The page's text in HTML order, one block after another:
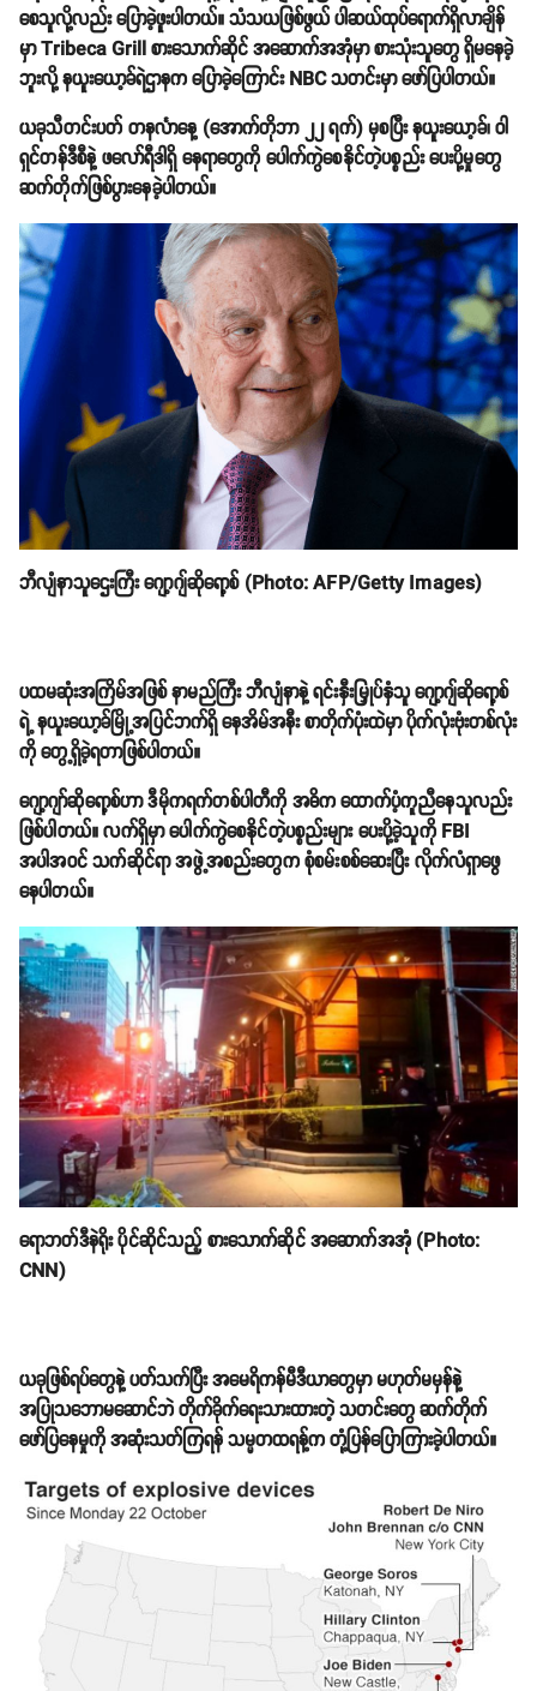
စေသူလို့လည်း ပြောခဲ့ဖူးပါတယ်။ သံသယဖြစ်ဖွယ် ပါဆယ်ထုပ်ရောက်ရှိလာချိန်
မှာ Tribeca Grill စားသောက်ဆိုင် အဆောက်အအုံမှာ စားသုံးသူတွေ ရှိမနေခဲ့
ဘူးလို့ နယူးယော့ခ်ရဲဌာနက ပြောခဲ့ကြောင်း NBC သတင်းမှာ ဖော်ပြပါတယ်။
ယခုသီတင်းပတ် တနင်္လာနေ့ (အောက်တိုဘာ ၂၂ ရက်) မှစပြီး နယူးယော့ခ်၊ ဝါ
ရှင်တန်ဒီစီနဲ့ ဖလော်ရီဒါရှိ နေရာတွေကို ပေါက်ကွဲစေနိုင်တဲ့ပစ္စည်း ပေးပို့မှုတွေ
ဆက်တိုက်ဖြစ်ပွားနေခဲ့ပါတယ်။
ဘီလျံနာသူဌေးကြီး ဂျော့ဂျ်ဆိုရော့စ် (Photo: AFP/Getty Images)
ပထမဆုံးအကြိမ်အဖြစ် နာမည်ကြီး ဘီလျံနာနဲ့ ရင်းနှီးမြှုပ်နှံသူ ဂျော့ဂျ်ဆိုရော့စ်
ရဲ့ နယူးယော့ခ်မြို့အပြင်ဘက်ရှိ နေအိမ်အနီး စာတိုက်ပုံးထဲမှာ ပိုက်လုံးဗုံးတစ်လုံး
ကို တွေ့ရှိခဲ့ရတာဖြစ်ပါတယ်။
ဂျော့ဂျာ်ဆိုရော့စ်ဟာ ဒီမိုကရက်တစ်ပါတီကို အဓိက ထောက်ပံ့ကူညီနေသူလည်း
ဖြစ်ပါတယ်။ လက်ရှိမှာ ပေါက်ကွဲစေနိုင်တဲ့ပစ္စည်းများ ပေးပို့ခဲ့သူကို FBI
အပါအဝင် သက်ဆိုင်ရာ အဖွဲ့အစည်းတွေက စုံစမ်းစစ်ဆေးပြီး လိုက်လံရှာဖွေ
နေပါတယ်။
ရောဘတ်ဒီနဲရိုး ပိုင်ဆိုင်သည့် စားသောက်ဆိုင် အဆောက်အအုံ (Photo:
CNN)
ယခုဖြစ်ရပ်တွေနဲ့ ပတ်သက်ပြီး အမေရိကန်မီဒီယာတွေမှာ မဟုတ်မမှန်နဲ့
အပြုသဘောမဆောင်ဘဲ တိုက်ခိုက်ရေးသားထားတဲ့ သတင်းတွေ ဆက်တိုက်
ဖော်ပြနေမှုကို အဆုံးသတ်ကြရန် သမ္မတထရန့်က တုံ့ပြန်ပြောကြားခဲ့ပါတယ်။